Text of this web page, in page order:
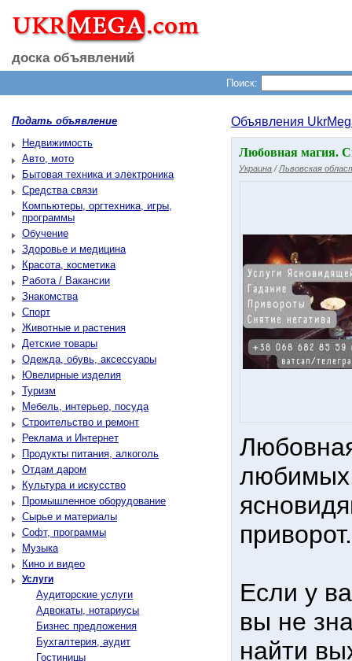
доска объявлений
Поиск:
Подать объявление
Недвижимость
Авто, мото
Бытовая техника и электроника
Средства связи
Компьютеры, оргтехника, игры,
программы
Обучение
Здоровье и медицина
Красота, косметика
Работа / Вакансии
Знакомства
Спорт
Животные и растения
Детские товары
Одежда, обувь, аксессуары
Ювелирные изделия
Туризм
Мебель, интерьер, посуда
Строительство и ремонт
Реклама и Интернет
Продукты питания, алкоголь
Отдам даром
Культура и искусство
Промышленное оборудование
Сырье и материалы
Софт, программы
Музыка
Кино и видео
Услуги
Аудиторские услуги
Адвокаты, нотариусы
Бизнес предложения
Бухгалтерия, аудит
Гостиницы
Объявления
Любовная магия.
Украина /Львовская
любимых.
Если у
вы не
найти